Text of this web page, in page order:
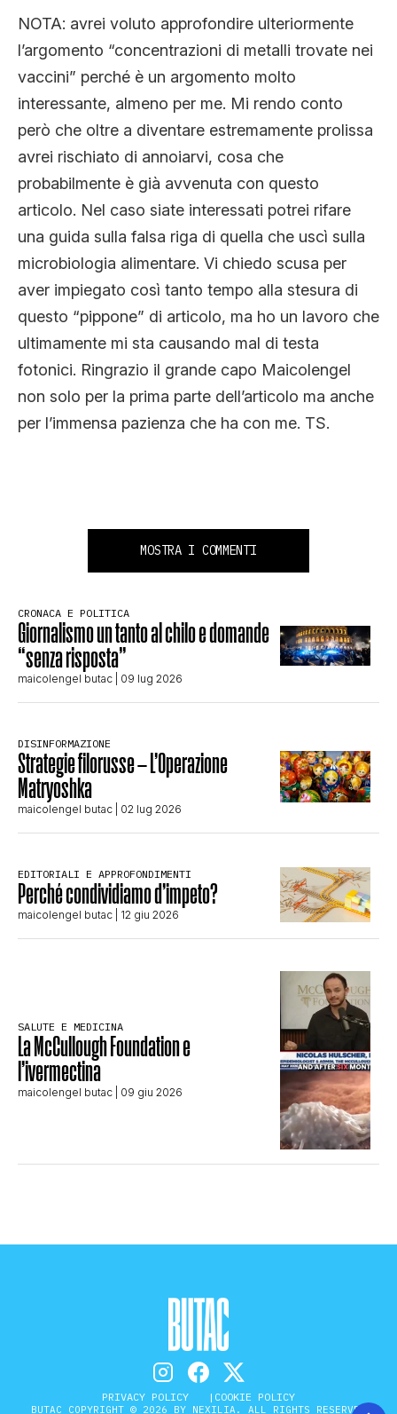
NOTA: avrei voluto approfondire ulteriormente
l’argomento “concentrazioni di metalli trovate nei
vaccini” perché è un argomento molto
interessante, almeno per me. Mi rendo conto
però che oltre a diventare estremamente prolissa
avrei rischiato di annoiarvi, cosa che
probabilmente è già avvenuta con questo
articolo. Nel caso siate interessati potrei rifare
una guida sulla falsa riga di quella che uscì sulla
microbiologia alimentare. Vi chiedo scusa per
aver impiegato così tanto tempo alla stesura di
questo “pippone” di articolo, ma ho un lavoro che
ultimamente mi sta causando mal di testa
fotonici. Ringrazio il grande capo Maicolengel
non solo per la prima parte dell’articolo ma anche
per l’immensa pazienza che ha con me. TS.
MOSTRA I COMMENTI
CRONACA E POLITICA
Giornalismo un tanto al chilo e domande
“senza risposta”
maicolengel butac | 09 lug 2026
DISINFORMAZIONE
Strategie filorusse – L’Operazione
Matryoshka
maicolengel butac | 02 lug 2026
EDITORIALI E APPROFONDIMENTI
Perché condividiamo d’impeto?
maicolengel butac | 12 giu 2026
SALUTE E MEDICINA
La McCullough Foundation e
l’ivermectina
maicolengel butac | 09 giu 2026
PRIVACY POLICY COOKIE POLICY
BUTAC COPYRIGHT © 2026 BY NEXILIA. ALL RIGHTS RESERVED